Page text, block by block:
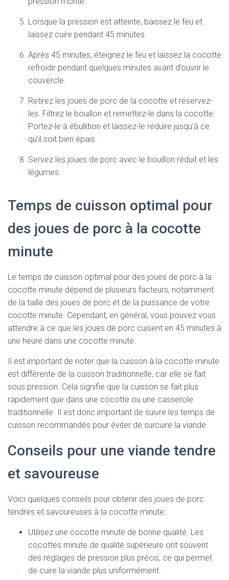
Lorsque la pression est atteinte, baissez le feu et
laissez cuire pendant 45 minutes.
Après 45 minutes, éteignez le feu et laissez la cocotte
refroidir pendant quelques minutes avant d’ouvrir le
couvercle.
Retirez les joues de porc de la cocotte et réservez-
les. Filtrez le bouillon et remettez-le dans la cocotte.
Portez-le à ébullition et laissez-le réduire jusqu’à ce
qu’il soit bien épais.
Servez les joues de porc avec le bouillon réduit et les
légumes.
Temps de cuisson optimal pour
des joues de porc à la cocotte
minute
Le temps de cuisson optimal pour des joues de porc à la
cocotte minute dépend de plusieurs facteurs, notamment
de la taille des joues de porc et de la puissance de votre
cocotte minute. Cependant, en général, vous pouvez vous
attendre à ce que les joues de porc cuisent en 45 minutes à
une heure dans une cocotte minute.
Il est important de noter que la cuisson à la cocotte minute
est différente de la cuisson traditionnelle, car elle se fait
sous pression. Cela signifie que la cuisson se fait plus
rapidement que dans une cocotte ou une casserole
traditionnelle. Il est donc important de suivre les temps de
cuisson recommandés pour éviter de surcuire la viande.
Conseils pour une viande tendre
et savoureuse
Voici quelques conseils pour obtenir des joues de porc
tendres et savoureuses à la cocotte minute :
Utilisez une cocotte minute de bonne qualité. Les
cocottes minute de qualité supérieure ont souvent
des réglages de pression plus précis, ce qui permet
de cuire la viande plus uniformément.